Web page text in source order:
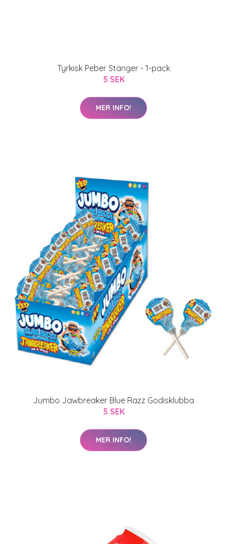
Tyrkisk Peber Stänger - 1-pack
5 SEK
MER INFO!
Jumbo Jawbreaker Blue Razz Godisklubba
5 SEK
MER INFO!